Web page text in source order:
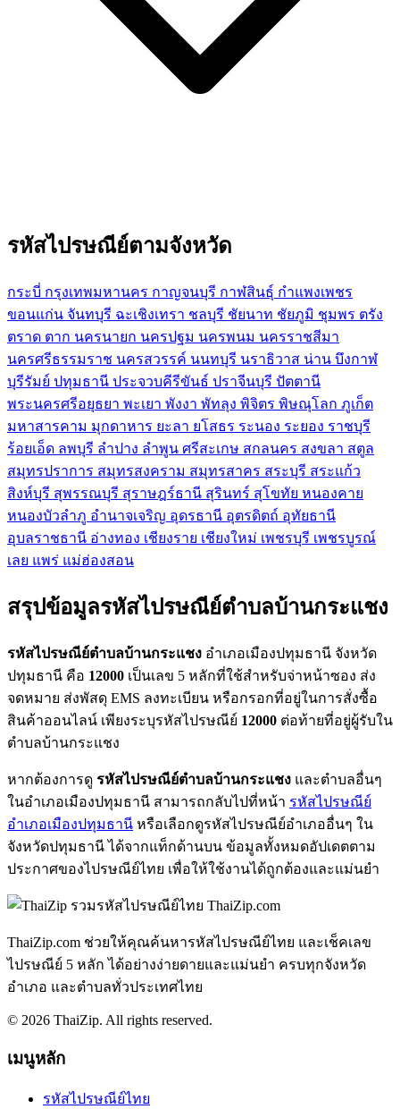
รหัสไปรษณีย์ตามจังหวัด
กระบี่ กรุงเทพมหานคร กาญจนบุรี กาฬสินธุ์ กำแพงเพชร
ขอนแก่น จันทบุรี ฉะเชิงเทรา ชลบุรี ชัยนาท ชัยภูมิ ชุมพร ตรัง
ตราด ตาก นครนายก นครปฐม นครพนม นครราชสีมา
นครศรีธรรมราช นครสวรรค์ นนทบุรี นราธิวาส น่าน บึงกาฬ
บุรีรัมย์ ปทุมธานี ประจวบคีรีขันธ์ ปราจีนบุรี ปัตตานี
พระนครศรีอยุธยา พะเยา พังงา พัทลุง พิจิตร พิษณุโลก ภูเก็ต
มหาสารคาม มุกดาหาร ยะลา ยโสธร ระนอง ระยอง ราชบุรี
ร้อยเอ็ด ลพบุรี ลำปาง ลำพูน ศรีสะเกษ สกลนคร สงขลา สตูล
สมุทรปราการ สมุทรสงคราม สมุทรสาคร สระบุรี สระแก้ว
สิงห์บุรี สุพรรณบุรี สุราษฎร์ธานี สุรินทร์ สุโขทัย หนองคาย
หนองบัวลำภู อำนาจเจริญ อุดรธานี อุตรดิตถ์ อุทัยธานี
อุบลราชธานี อ่างทอง เชียงราย เชียงใหม่ เพชรบุรี เพชรบูรณ์
เลย แพร่ แม่ฮ่องสอน
สรุปข้อมูลรหัสไปรษณีย์ตำบลบ้านกระแชง
รหัสไปรษณีย์ตำบลบ้านกระแชง อำเภอเมืองปทุมธานี จังหวัด
ปทุมธานี คือ 12000 เป็นเลข 5 หลักที่ใช้สำหรับจ่าหน้าซอง ส่ง
จดหมาย ส่งพัสดุ EMS ลงทะเบียน หรือกรอกที่อยู่ในการสั่งซื้อ
สินค้าออนไลน์ เพียงระบุรหัสไปรษณีย์ 12000 ต่อท้ายที่อยู่ผู้รับใน
ตำบลบ้านกระแชง
หากต้องการดู รหัสไปรษณีย์ตำบลบ้านกระแชง และตำบลอื่นๆ
ในอำเภอเมืองปทุมธานี สามารถกลับไปที่หน้า รหัสไปรษณีย์
อำเภอเมืองปทุมธานี หรือเลือกดูรหัสไปรษณีย์อำเภออื่นๆ ใน
จังหวัดปทุมธานี ได้จากแท็กด้านบน ข้อมูลทั้งหมดอัปเดตตาม
ประกาศของไปรษณีย์ไทย เพื่อให้ใช้งานได้ถูกต้องและแม่นยำ
ThaiZip.com
ThaiZip.com ช่วยให้คุณค้นหารหัสไปรษณีย์ไทย และเช็คเลข
ไปรษณีย์ 5 หลัก ได้อย่างง่ายดายและแม่นยำ ครบทุกจังหวัด
อำเภอ และตำบลทั่วประเทศไทย
© 2026 ThaiZip. All rights reserved.
เมนูหลัก
รหัสไปรษณีย์ไทย